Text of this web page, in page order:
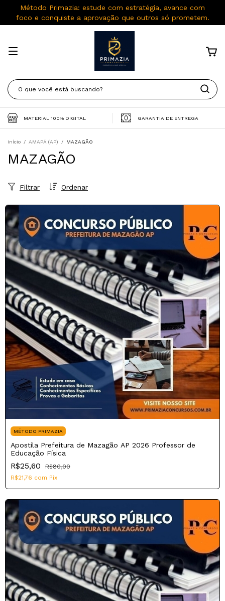
Método Primazia: estude com estratégia, avance com
foco e conquiste a aprovação que outros só prometem.
MATERIAL 100% DIGITAL GARANTIA DE ENTREGA
Início / AMAPÁ (AP) / MAZAGÃO
MAZAGÃO
Ordenar
Filtrar
MÉTODO PRIMAZIA
Apostila Prefeitura de Mazagão AP 2026 Professor de
Educação Física
R$25,60
R$80,00
R$21,76 com Pix